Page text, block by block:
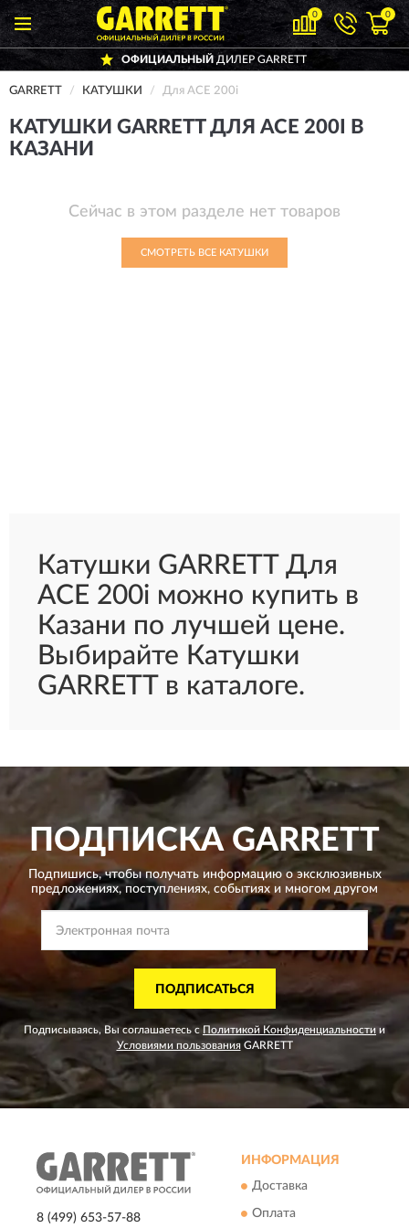
0 0
ОФИЦИАЛЬНЫЙДИЛЕР GARRETT
GARRETT КАТУШКИ Для ACE 200i
КАТУШКИ GARRETT ДЛЯ ACE 200I В
КАЗАНИ
Сейчас в этом разделе нет товаров
СМОТРЕТЬ ВСЕ КАТУШКИ
Катушки GARRETT Для
ACE 200i можно купить в
Казани по лучшей цене.
Выбирайте Катушки
GARRETT в каталоге.
ПОДПИСКАGARRETT
Подпишись, чтобы получать информацию о эксклюзивных
предложениях,поступлениях, событиях и многом другом
ПОДПИСАТЬСЯ
Подписываясь, Вы соглашаетесь сПолитикой Конфиденциальности и
Условиями пользованияGARRETT
8 (499) 653-57-88
ИНФОРМАЦИЯ
Доставка
Оплата